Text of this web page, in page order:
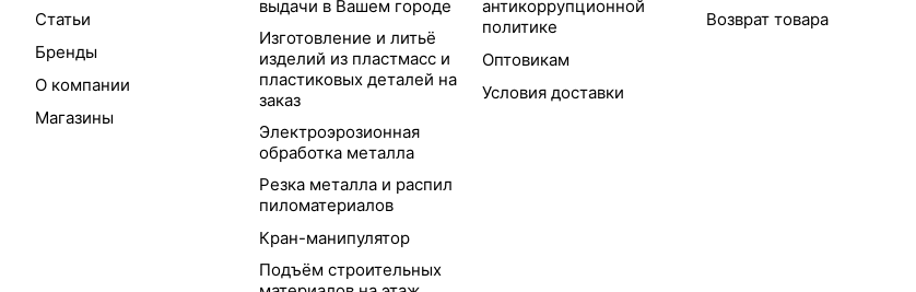
Статьи
Бренды
О компании
Магазины
выдачи в Вашем городе
Изготовление и литьё
изделий из пластмасс и
пластиковых деталей на
заказ
Электроэрозионная
обработка металла
Резка металла и распил
пиломатериалов
Кран-манипулятор
Подъём строительных
антикоррупционной
политике
Оптовикам
Условия доставки
Возврат товара